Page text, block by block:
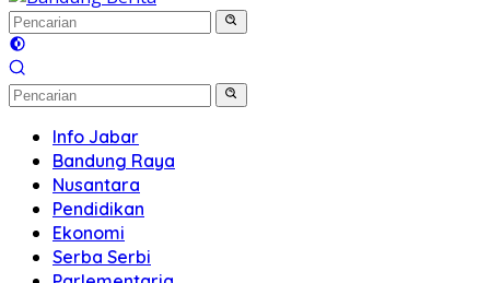
Info Jabar
Bandung Raya
Nusantara
Pendidikan
Ekonomi
Serba Serbi